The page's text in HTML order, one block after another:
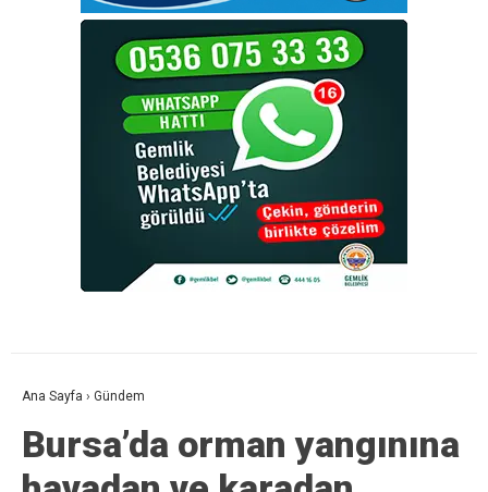
Ana Sayfa › Gündem
Bursa’da orman yangınına